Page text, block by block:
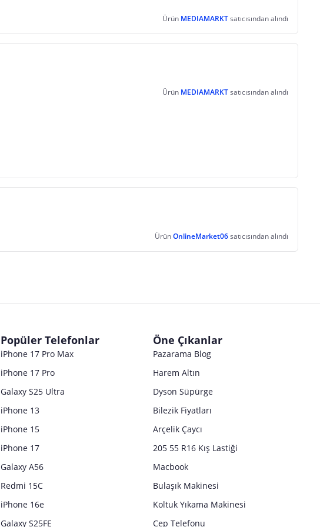
Ürün MEDIAMARKTsatıcısından alındı
Ürün MEDIAMARKTsatıcısından alındı
ÜrünOnlineMarket06satıcısından alındı
Popüler Telefonlar
iPhone 17 Pro Max
iPhone 17 Pro
Galaxy S25 Ultra
iPhone 13
iPhone 15
iPhone 17
Galaxy A56
Redmi 15C
iPhone 16e
Galaxy S25FE
Öne Çıkanlar
Pazarama Blog
Harem Altın
Dyson Süpürge
Bilezik Fiyatları
Arçelik Çaycı
205 55 R16 Kış Lastiği
Macbook
Bulaşık Makinesi
Koltuk Yıkama Makinesi
Cep Telefonu